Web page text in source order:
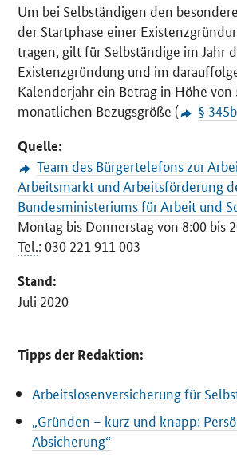
Um bei Selbständigen den
der Startphase einer
tragen, gilt für Selbständige im Jahr
Existenzgründung und im
Kalenderjahr ein Betrag in Höhe von
monatlichen Bezugsgröße (
§
Quelle:
Team des Bürgertelefons zur
Arbeitsmarkt und Arbeitsförderung
Bundesministeriums für Arbeit und
Montag bis Donnerstag von 8:00 bis
Tel.: 030 221 911 003
Stand:
Juli 2020
Tipps der Redaktion:
Arbeitslosenversicherung für
„Gründen – kurz und knapp:
Absicherung“